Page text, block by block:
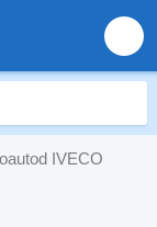
IVECO